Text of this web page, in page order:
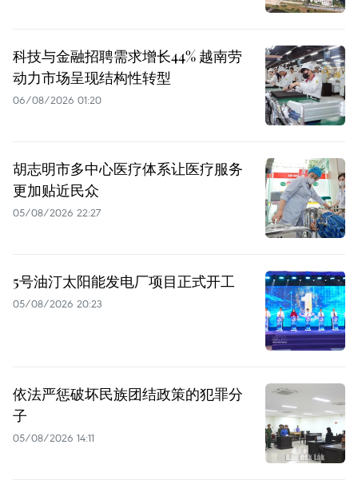
科技与金融招聘需求增长44% 越南劳
动力市场呈现结构性转型
06/08/2026 01:20
胡志明市多中心医疗体系让医疗服务
更加贴近民众
05/08/2026 22:27
5号油汀太阳能发电厂项目正式开工
05/08/2026 20:23
依法严惩破坏民族团结政策的犯罪分
子
05/08/2026 14:11